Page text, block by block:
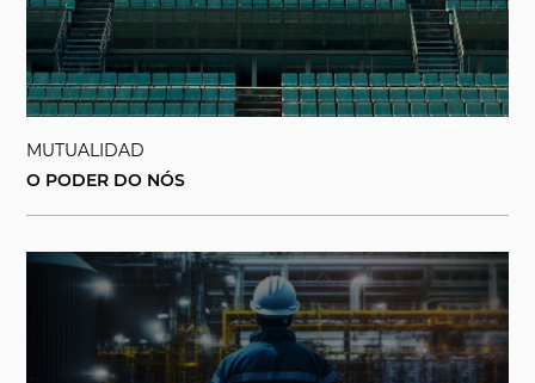
MUTUALIDAD
O PODER DO NÓS